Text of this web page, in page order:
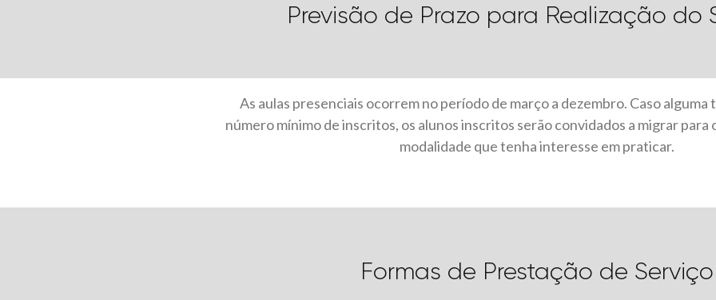
Previsão de Prazo para Realização do
As aulas presenciais ocorrem no período de março a dezembro. Caso alguma
número mínimo de inscritos, os alunos inscritos serão convidados a migrar
modalidade que tenha interesse em praticar.
Formas de Prestação de Serviço